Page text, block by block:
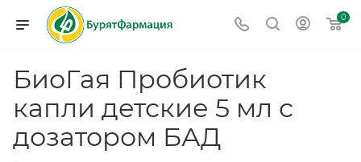
0
БиоГая Пробиотик
капли детские 5 мл с
дозатором БАД